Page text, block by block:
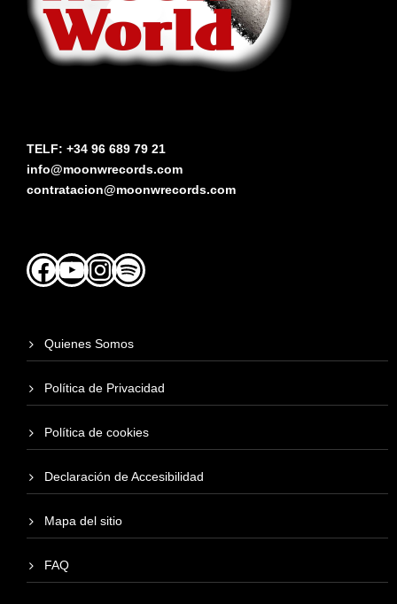
TELF: +34 96 689 79 21
info@moonwrecords.com
contratacion@moonwrecords.com
Facebook
YouTubeInstagram
Spotify
Quienes Somos
Política de Privacidad
Política de cookies
Declaración de Accesibilidad
Mapa del sitio
FAQ